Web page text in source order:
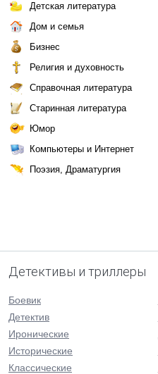
Детская литература
Дом и семья
Бизнес
Религия и духовность
Справочная литература
Старинная литература
Юмор
Компьютеры и Интернет
Поэзия, Драматургия
Детективы и триллеры
Боевик
Детектив
Иронические
Исторические
Классические